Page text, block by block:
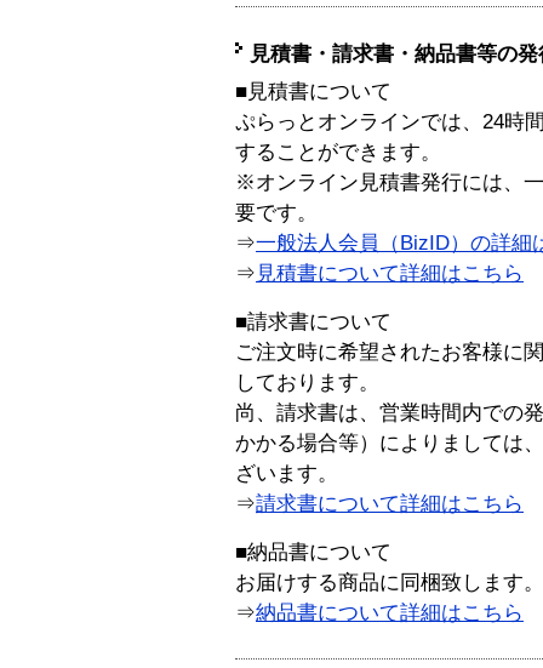
見積書・請求書・納品書等の
■見積書について
ぷらっとオンラインでは、24時
することができます。
※オンライン見積書発行には、
要です。
⇒一般法人会員（BizID）の詳細
⇒ 見積書について詳細はこちら
■請求書について
ご注文時に希望されたお客様に
しております。
尚、請求書は、営業時間内での
かかる場合等）によりましては
ざいます。
⇒請求書について詳細はこちら
■納品書について
お届けする商品に同梱致します。
⇒納品書について詳細はこちら